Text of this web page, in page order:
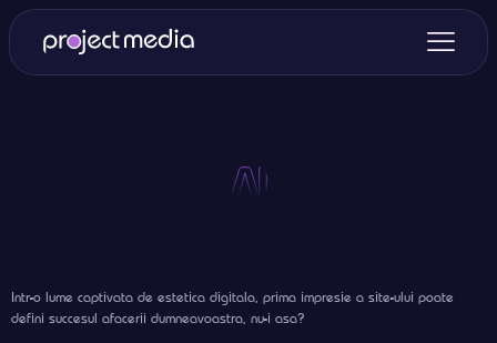
Intr-o lume captivata de estetica digitala, prima impresie a site-ului poate
defini succesul afacerii dumneavoastra, nu-i asa?